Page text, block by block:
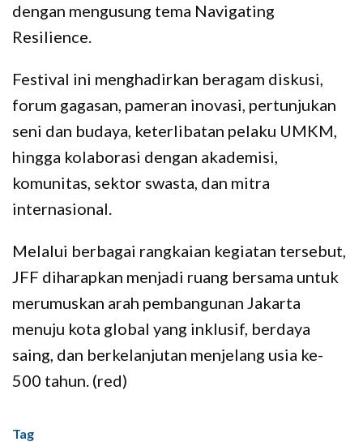
dengan mengusung tema Navigating
Resilience.
Festival ini menghadirkan beragam diskusi,
forum gagasan, pameran inovasi, pertunjukan
seni dan budaya, keterlibatan pelaku UMKM,
hingga kolaborasi dengan akademisi,
komunitas, sektor swasta, dan mitra
internasional.
Melalui berbagai rangkaian kegiatan tersebut,
JFF diharapkan menjadi ruang bersama untuk
merumuskan arah pembangunan Jakarta
menuju kota global yang inklusif, berdaya
saing, dan berkelanjutan menjelang usia ke-
500 tahun. (red)
Tag